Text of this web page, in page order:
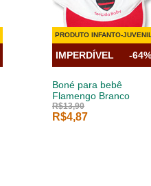
Boné para bebê
Flamengo Branco
R$13,90
R$4,87
IMPERDÍVEL -64%
PRODUTO INFANTO-